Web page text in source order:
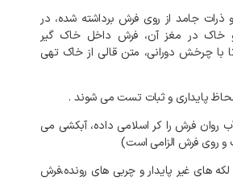
ذرات جامد از روی فرش برداشته شده، در
خاک در مغز آن، فرش داخل خاک گیر
تا با چرخش دورانی، متن قالی از خاک تهی
روان فرش را کر اسلامی داده، آبکشی می
و روی فرش الزامی است)
لکه های غیر پایدار و چربی های رونده،فرش